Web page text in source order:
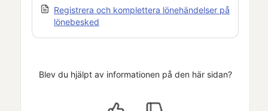
Registrera och komplettera lönehändelser på
lönebesked
Blev du hjälpt av informationen på den här sidan?